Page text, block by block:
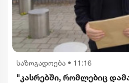
საზოგადოება • 11:16
"კასრებში, რომლებიც